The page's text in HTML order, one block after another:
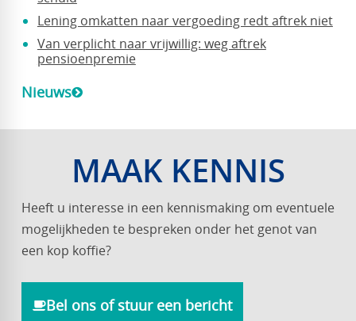
Lening omkatten naar vergoeding redt aftrek niet
Van verplicht naar vrijwillig: weg aftrek
pensioenpremie
Nieuws
MAAK KENNIS
Heeft u interesse in een kennismaking om eventuele
mogelijkheden te bespreken onder het genot van
een kop koffie?
Bel ons of stuur een bericht